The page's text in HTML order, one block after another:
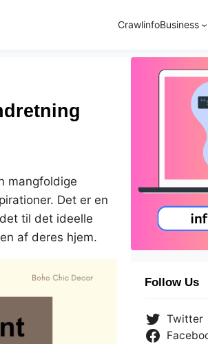
CrawlinfoBusiness
mangfoldige
Det er en
til det ideelle
af deres hjem.
Follow Us
Twitter